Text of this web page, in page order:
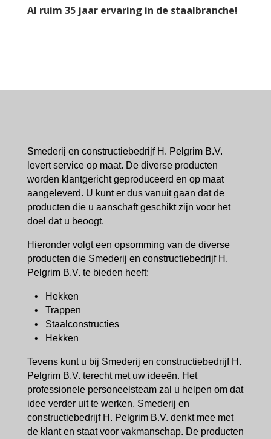
Al ruim 35 jaar ervaring in de staalbranche!
Smederij en constructiebedrijf H. Pelgrim B.V.
levert service op maat. De diverse producten
worden klantgericht geproduceerd en op maat
aangeleverd. U kunt er dus vanuit gaan dat de
producten die u aanschaft geschikt zijn voor het
doel dat u beoogt.
Hieronder volgt een opsomming van de diverse
producten die Smederij en constructiebedrijf H.
Pelgrim B.V. te bieden heeft:
• Hekken
• Trappen
• Staalconstructies
• Hekken
Tevens kunt u bij Smederij en constructiebedrijf H.
Pelgrim B.V. terecht met uw ideeën. Het
professionele personeelsteam zal u helpen om dat
idee verder uit te werken. Smederij en
constructiebedrijf H. Pelgrim B.V. denkt mee met
de klant en staat voor vakmanschap. De producten